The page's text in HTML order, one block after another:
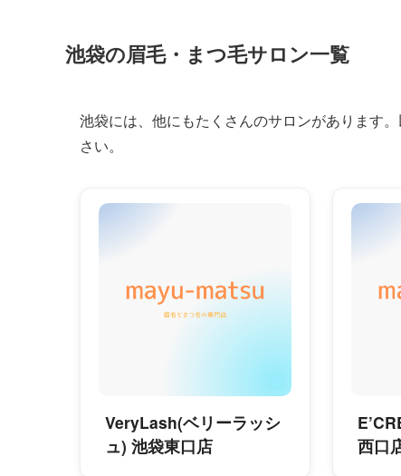
池袋の眉毛・まつ毛サロン一覧
池袋には、他にもたくさんのサロンがあります
さい。
VeryLash(ベリーラッシ
ュ) 池袋東口店
西口